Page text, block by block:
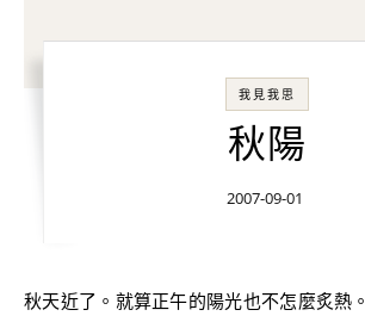
我見我思
秋陽
2007-09-01
秋天近了。就算正午的陽光也不怎麼炙熱。